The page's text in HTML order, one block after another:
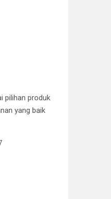
pilihan produk
yang baik